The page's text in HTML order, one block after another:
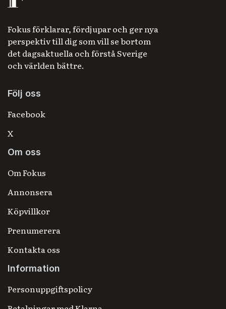
Fokus förklarar, fördjupar och ger nya
perspektiv till dig som vill se bortom
det dagsaktuella och förstå Sverige
och världen bättre.
Följ oss
Facebook
X
Om oss
Om Fokus
Annonsera
Köpvillkor
Prenumerera
Kontakta oss
Information
Personuppgiftspolicy